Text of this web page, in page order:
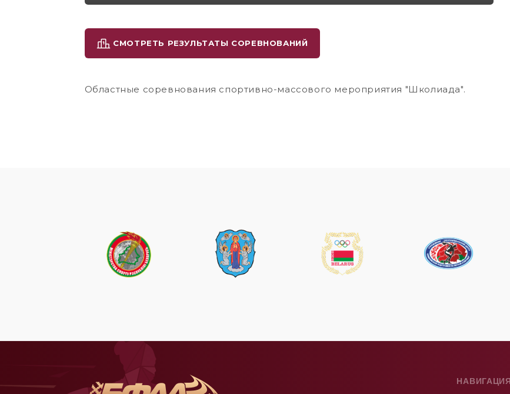
СМОТРЕТЬ РЕЗУЛЬТАТЫ СОРЕВНОВАНИЙ
Областные соревнования спортивно-массового мероприятия "Школиада".
НАВИГАЦИЯ